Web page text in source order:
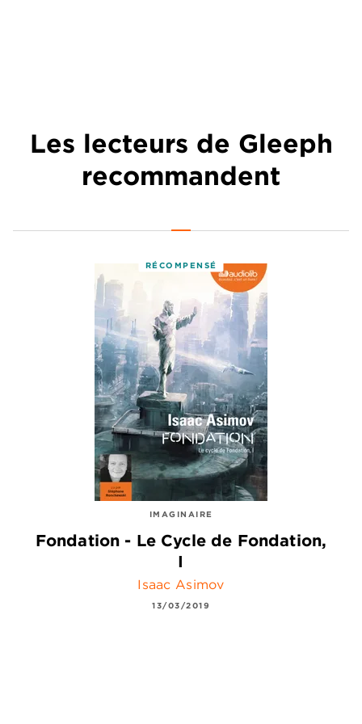
Les lecteurs de Gleeph
recommandent
RÉCOMPENSÉ
IMAGINAIRE
Fondation - Le Cycle de Fondation,
I
Isaac Asimov
13/03/2019